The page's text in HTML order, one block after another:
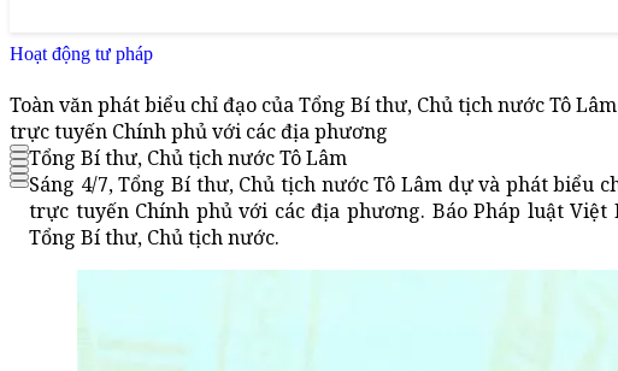
Hoạt động tư pháp
Toàn văn phát biểu chỉ đạo của Tổng Bí thư, Chủ tịch nước Tô
trực tuyến Chính phủ với các địa phương
Tổng Bí thư, Chủ tịch nước Tô Lâm
Sáng 4/7, Tổng Bí thư, Chủ tịch nước Tô Lâm dự và phát
trực tuyến Chính phủ với các địa phương. Báo Pháp luật
Tổng Bí thư, Chủ tịch nước.